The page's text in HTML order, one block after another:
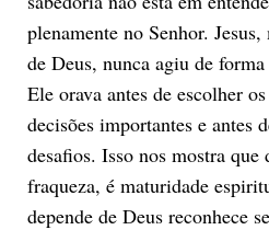
plenamente no Senhor.
de Deus, nunca agiu de
Ele orava antes de escolher
decisões importantes e antes
desafios. Isso nos mostra que
fraqueza, é maturidade
depende de Deus reconhece